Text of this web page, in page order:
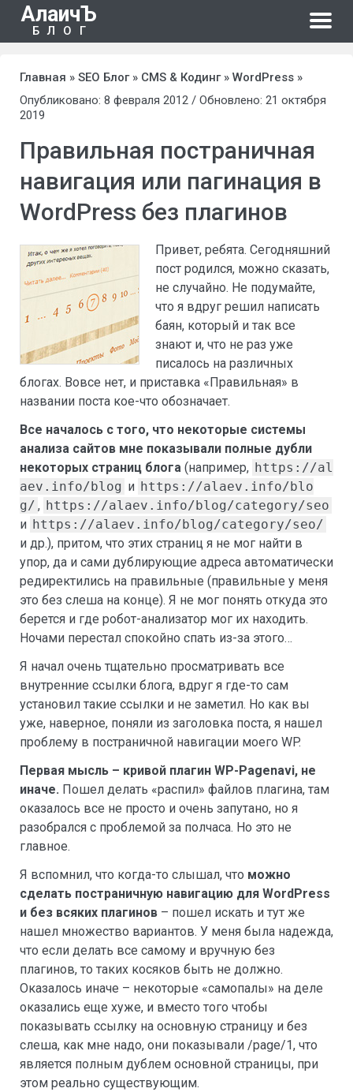
АлаичЪ
БЛОГ
Главная » SEO Блог» CMS & Кодинг» WordPress »
Опубликовано: 8 февраля 2012 / Обновлено: 21 октября
2019
Правильная постраничная
навигация или пагинация в
WordPress без плагинов
Привет, ребята. Сегодняшний
пост родился, можно сказать,
не случайно. Не подумайте,
что я вдруг решил написать
баян, который и так все
знают и, что не раз уже
писалось на различных
блогах. Вовсе нет, и приставка «Правильная» в
названии поста кое-что обозначает.
Все началось с того, что некоторые системы
анализа сайтов мне показывали полные дубли
некоторых страниц блога (например, https://al
aev.info/blog и https://alaev.info/blo
g/ , https://alaev.info/blog/category/seo
и https://alaev.info/blog/category/seo/
и др.), притом, что этих страниц я не мог найти в
упор, да и сами дублирующие адреса автоматически
редиректились на правильные (правильные у меня
это без слеша на конце). Я не мог понять откуда это
берется и где робот-анализатор мог их находить.
Ночами перестал спокойно спать из-за этого…
Я начал очень тщательно просматривать все
внутренние ссылки блога, вдруг я где-то сам
установил такие ссылки и не заметил. Но как вы
уже, наверное, поняли из заголовка поста, я нашел
проблему в постраничной навигации моего WP.
Первая мысль – кривой плагин WP-Pagenavi, не
иначе. Пошел делать «распил» файлов плагина, там
оказалось все не просто и очень запутано, но я
разобрался с проблемой за полчаса. Но это не
главное.
Я вспомнил, что когда-то слышал, что можно
сделать постраничную навигацию для WordPress
и без всяких плагинов – пошел искать и тут же
нашел множество вариантов. У меня была надежда,
что если делать все самому и вручную без
плагинов, то таких косяков быть не должно.
Оказалось иначе – некоторые «самопалы» на деле
оказались еще хуже, и вместо того чтобы
показывать ссылку на основную страницу и без
слеша, как мне надо, они показывали /page/1, что
является полным дублем основной страницы, при
этом реально существующим.